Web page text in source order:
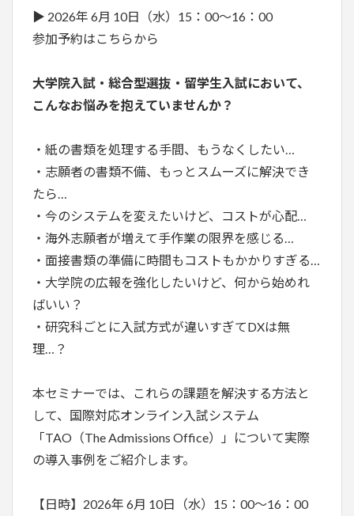
▶︎ 2026年 6月 10日（水）15：00～16：00
参加予約はこちらから
大学院入試・総合型選抜・留学生入試において、
こんなお悩みを抱えていませんか？
・紙の書類を処理する手間、もうなくしたい…
・志願者の書類不備、もっとスムーズに解決でき
たら…
・今のシステムを変えたいけど、コストが心配…
・海外志願者が増えて手作業の限界を感じる…
・面接書類の準備に時間もコストもかかりすぎる…
・大学院の広報を強化したいけど、何から始めれ
ばいい？
・研究科ごとに入試方式が違いすぎてDXは無
理…？
本セミナーでは、これらの課題を解決する方法と
して、国際対応オンライン入試システム
「TAO（The Admissions Office）」について実際
の導入事例をご紹介します。
【日時】2026年 6月 10日（水）15：00～16：00